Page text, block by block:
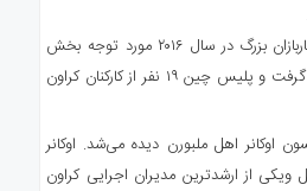
تلاشهای کراون برای جذب قماربازان بزرگ در سال ۲۰۱۶ مورد توجه بخش
مبارزه با فساد دولت چین قرار گرفت و پلیس چین ۱۹ نفر از کارکنان کراون
اوکانر اهل ملبورن دیده می‌شد. اوکانر
ویکی از ارشدترین مدیران اجرایی کراون